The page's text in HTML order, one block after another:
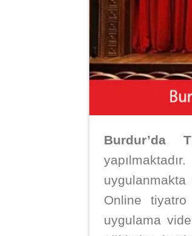
Burdur’da
Online
uygulama